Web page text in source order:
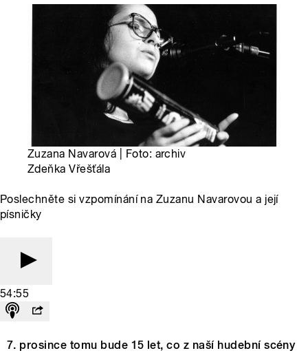
Zuzana Navarová | Foto: archiv
Zdeňka Vřešťála
Poslechněte si vzpomínání na Zuzanu Navarovou a její
písničky
54:55
7. prosince tomu bude 15 let, co z naší hudební scény